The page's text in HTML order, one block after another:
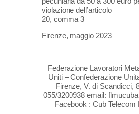
violazione dell’articolo
20, comma 3
Firenze, maggio 2023
Federazione Lavoratori
Uniti – Confederazione
Firenze, V. di Scandicci,
055/3200938 email:
Facebook : Cub Telecom